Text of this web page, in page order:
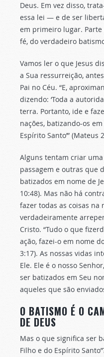
Deus. Em vez disso,
essa lei — e de ser
em primeiro lugar. Parte
fé, do verdadeiro
Vamos ler o que Jesus
a Sua ressurreição,
Pai no Céu. “E,
dizendo: ‘Toda a
terra. Portanto, ide e
nações, batizando-os
Espírito Santo’” (Mateus
Alguns tentam criar
passagem e outras que
batizados em nome de
10:48). Mas não há
fazer todas as coisas na
verdadeiramente
Cristo. “Tudo o que
ação, fazei-o em nome
3:17). As nossas vidas
Ele. Ele é o nosso
ser batizados em Seu
aqueles que são
O BATISMO É O
DE DEUS
Mas o que significa ser
Filho e do Espírito